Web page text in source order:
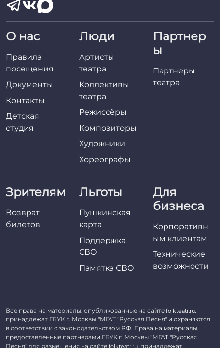
О нас
Правила
посещения
Документы
Контакты
Детская
студия
Люди
Артисты
театра
Коллективы
театра
Режиссёры
Композиторы
Художники
Хореографы
Партнер
ы
Партнеры
театра
Зрителям
Возврат
билетов
Льготы
Пушкинская
карта
Поддержка
СВО
Памятка СВО
Для
бизнеса
Корпоративн
ым клиентам
Технические
возможности
Все права на материалы, опубликованные на сайте folkteatr.ru,
принадлежат ГБУК г. Москвы "МГАТ "Русская Песня" и охраняются
в соответствии с законодательством РФ. Права на материалы,
предоставленные партнерами ГБУК г. Москвы "МГАТ "Русская
Песня" для размещения на сайте folkteatr.ru, принадлежат